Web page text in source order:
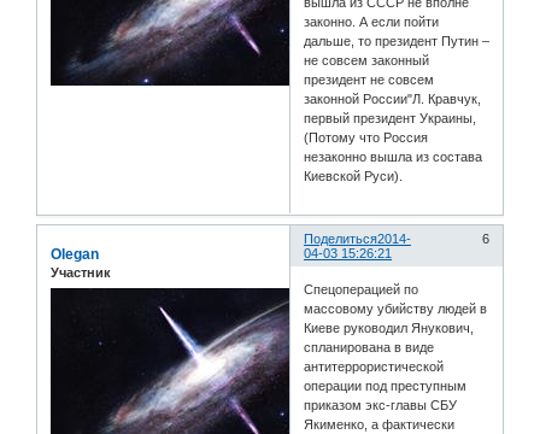
законно. А если пойти
дальше, то президент Путин –
не совсем законный
президент не совсем
законной России"Л. Кравчук,
первый президент Украины,
(Потому что Россия
незаконно вышла из состава
Киевской Руси).
Поделиться 6
2014-
04-03 15:26:21
Olegan
Участник
Спецоперацией по
массовому убийству людей в
Киеве руководил Янукович,
спланирована в виде
антитеррористической
операции под преступным
приказом экс-главы СБУ
Якименко, а фактически